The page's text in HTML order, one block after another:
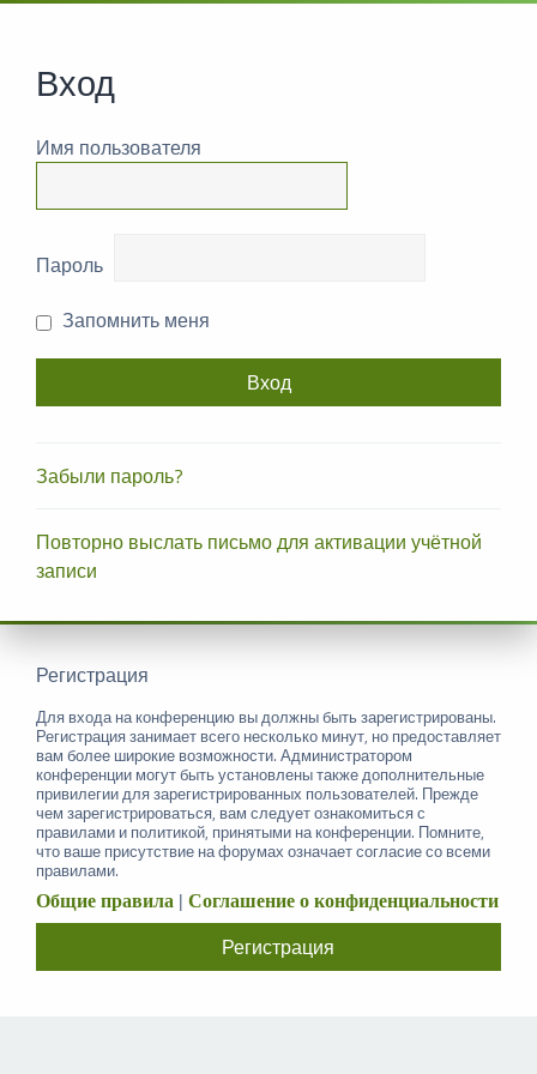
Вход
Имя пользователя
Пароль
Запомнить меня
Забыли пароль?
Повторно выслать письмо для активации учётной
записи
Регистрация
Для входа на конференцию вы должны быть зарегистрированы.
Регистрация занимает всего несколько минут, но предоставляет
вам более широкие возможности. Администратором
конференции могут быть установлены также дополнительные
привилегии для зарегистрированных пользователей. Прежде
чем зарегистрироваться, вам следует ознакомиться с
правилами и политикой, принятыми на конференции. Помните,
что ваше присутствие на форумах означает согласие со всеми
правилами.
Общие правила | Соглашение о конфиденциальности
Регистрация